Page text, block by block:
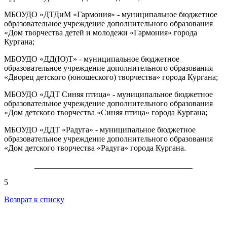
МБОУДО «ДТДиМ «Гармония» - муниципальное бюджетное
образовательное учреждение дополнительного образования
«Дом творчества детей и молодежи «Гармония» города
Кургана;
МБОУДО «ДД(Ю)Т» - муниципальное бюджетное
образовательное учреждение дополнительного образования
«Дворец детского (юношеского) творчества» города Кургана;
МБОУДО «ДДТ Синяя птица» - муниципальное бюджетное
образовательное учреждение дополнительного образования
«Дом детского творчества «Синяя птица» города Кургана;
МБОУДО «ДДТ «Радуга» - муниципальное бюджетное
образовательное учреждение дополнительного образования
«Дом детского творчества «Радуга» города Кургана.
5
Возврат к списку